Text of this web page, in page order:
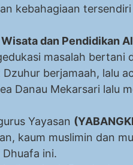
dan Pendidikan
masalah
berjamaah, lalu
Danau Mekarsari lalu
Yayasan
kaum muslimin dan